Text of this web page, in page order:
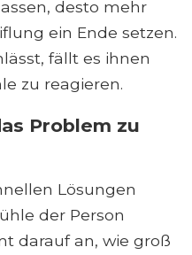
desto mehr
ein Ende setzen.
fällt es ihnen
zu reagieren.
Problem zu
Lösungen
der Person
darauf an, wie groß